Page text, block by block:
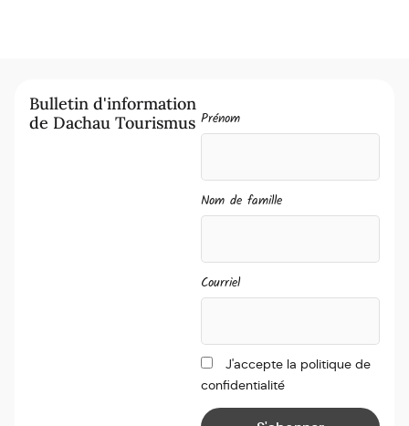
Bulletin d'information
de Dachau Tourismus Prénom
Nom de famille
Courriel
J'accepte la politique de
confidentialité